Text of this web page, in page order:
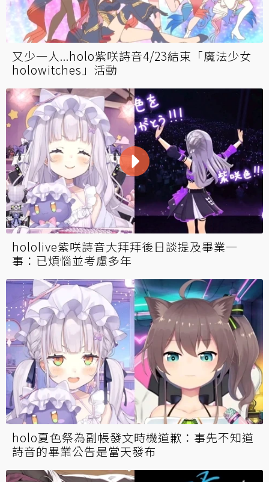
又少一人...holo紫咲詩音4/23結束「魔法少女
holowitches」活動
hololive紫咲詩音大拜拜後日談提及畢業一
事：已煩惱並考慮多年
holo夏色祭為副帳發文時機道歉：事先不知道
詩音的畢業公告是當天發布